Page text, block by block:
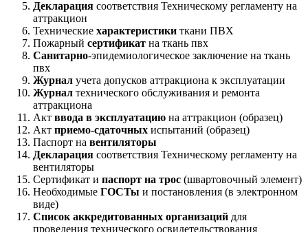
Декларация соответствия Техническому регламенту на
аттракцион
Технические характеристики ткани ПВХ
Пожарный сертификат на ткань пвх
Санитарно-эпидемиологическое заключение на ткань
пвх
Журнал учета допусков аттракциона к эксплуатации
Журнал технического обслуживания и ремонта
аттракциона
Акт ввода в эксплуатацию на аттракцион (образец)
Акт приемо-сдаточных испытаний (образец)
Паспорт на вентиляторы
Декларация соответствия Техническому регламенту на
вентиляторы
Сертификат и паспорт на трос (швартовочный элемент)
Необходимые ГОСТы и постановления (в электронном
виде)
Список аккредитованных организаций для
проведения технического освидетельствования